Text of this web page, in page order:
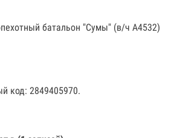
батальон "Сумы" (в/ч А4532)
код: 2849405970.